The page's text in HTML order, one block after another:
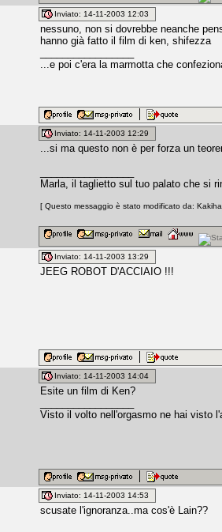
Inviato: 14-11-2003 12:03
nessuno, non si dovrebbe neanche
hanno già fatto il film di ken, shifezza
...e poi c'era la marmotta che
Inviato: 14-11-2003 12:29
...si ma questo non è per forza un
Marla, il taglietto sul tuo palato che si
[ Questo messaggio è stato modificato da:
Inviato: 14-11-2003 13:29
JEEG ROBOT D'ACCIAIO !!!
Inviato: 14-11-2003 14:04
Esite un film di Ken?
Visto il volto nell'orgasmo ne hai visto
Inviato: 14-11-2003 14:53
scusate l'ignoranza..ma cos'è Lain??